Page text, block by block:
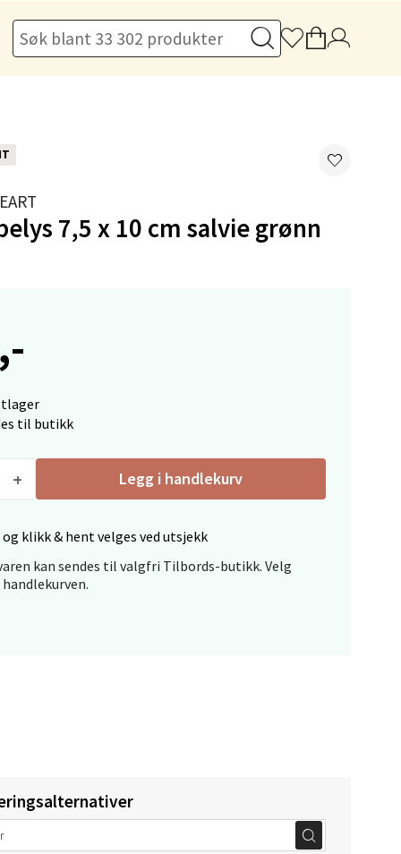
7,5 x 10 cm salvie grønn
til butikk
Legg i handlekurv
klikk & hent velges ved utsjekk
kan sendes til valgfri Tilbords-butikk. Velg